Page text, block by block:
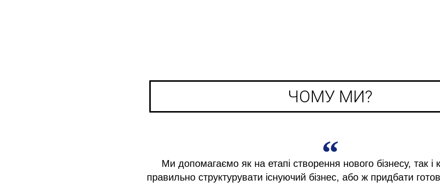
ЧОМУ МИ?
Ми допомагаємо як на етапі створення нового бізнесу, так і
правильно структурувати існуючий бізнес, або ж придбати